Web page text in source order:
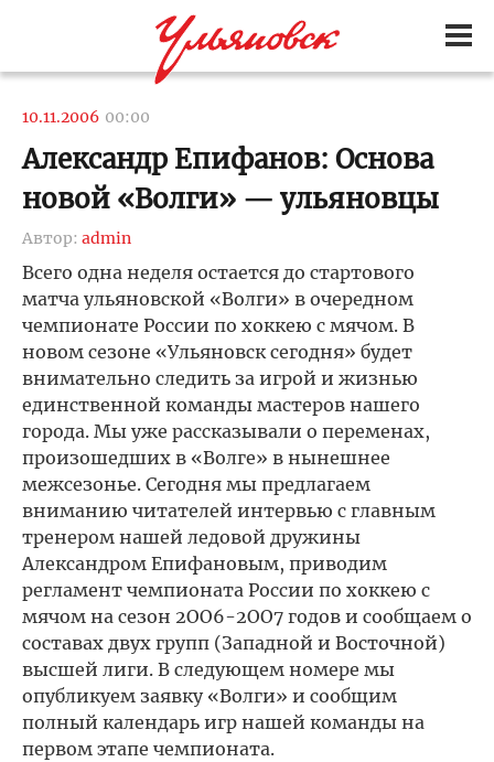
10.11.2006 00:00
Александр Епифанов: Основа
новой «Волги» — ульяновцы
Автор: admin
Всего одна неделя остается до стартового
матча ульяновской «Волги» в очередном
чемпионате России по хоккею с мячом. В
новом сезоне «Ульяновск сегодня» будет
внимательно следить за игрой и жизнью
единственной команды мастеров нашего
города. Мы уже рассказывали о переменах,
произошедших в «Волге» в нынешнее
межсезонье. Сегодня мы предлагаем
вниманию читателей интервью с главным
тренером нашей ледовой дружины
Александром Епифановым, приводим
регламент чемпионата России по хоккею с
мячом на сезон 2ОО6-2ОО7 годов и сообщаем о
составах двух групп (Западной и Восточной)
высшей лиги. В следующем номере мы
опубликуем заявку «Волги» и сообщим
полный календарь игр нашей команды на
первом этапе чемпионата.